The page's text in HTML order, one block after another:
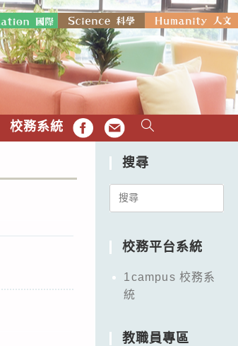
校務系統 FB EMAIL
搜尋
Search
校務平台系統
1campus 校務系
統
教職員專區